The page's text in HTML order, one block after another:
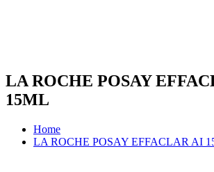
LA ROCHE POSAY
15ML
Home
LA ROCHE POSAY EFFACLAR AI